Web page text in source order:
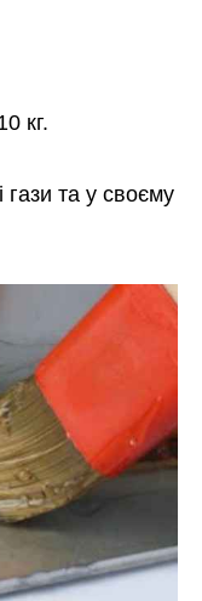
кг.
гази та у своєму